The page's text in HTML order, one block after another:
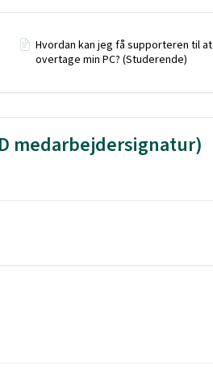
Hvordan kan jeg få supporteren til at
overtage min PC? (Studerende)
medarbejdersignatur)